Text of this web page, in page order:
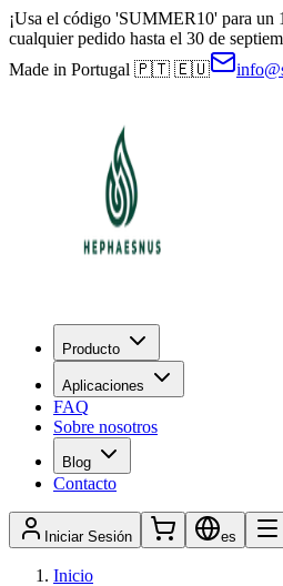
¡Usa el código 'SUMMER10' para un
cualquier pedido hasta el 30 de
Made in Portugal 🇵🇹 🇪🇺
Producto
Aplicaciones
FAQ
Sobre nosotros
Blog
Contacto
Iniciar Sesión es
Inicio